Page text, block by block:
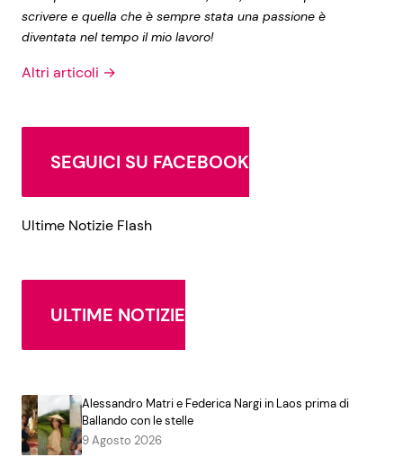
scrivere e quella che è sempre stata una passione è
diventata nel tempo il mio lavoro!
Altri articoli →
SEGUICI SU FACEBOOK
Ultime Notizie Flash
ULTIME NOTIZIE
Alessandro Matri e Federica Nargi in Laos prima di
Ballando con le stelle
9 Agosto 2026